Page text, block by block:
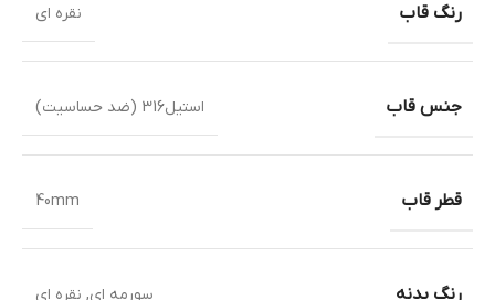
رنگ قاب نقره ای
جنس قاب استیل316 (ضد حساسیت)
قطر قاب 40mm
رنگ بدنه سورمه ای, نقره ای